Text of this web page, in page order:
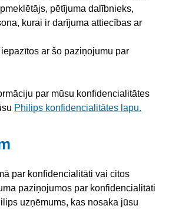
pētījuma dalībnieks,
kurai ir darījuma attiecības ar
ar šo paziņojumu par
par mūsu konfidencialitātes
Philips konfidencialitātes lapu.
par konfidencialitāti vai citos
paziņojumos par konfidencialitāti
uzņēmums, kas nosaka jūsu